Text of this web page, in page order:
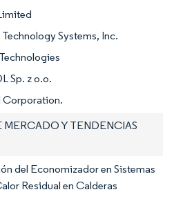
Systems, Inc.
Sp. z o.o.
Corporation.
MERCADO Y TENDENCIAS
del Economizador en Sistemas
Residual en Calderas